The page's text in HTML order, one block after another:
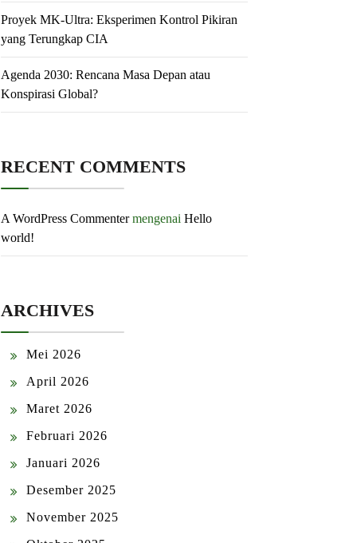
Proyek MK-Ultra: Eksperimen Kontrol Pikiran
yang Terungkap CIA
Agenda 2030: Rencana Masa Depan atau
Konspirasi Global?
RECENT COMMENTS
A WordPress Commentermengenai Hello
world!
ARCHIVES
Mei 2026
April 2026
Maret 2026
Februari 2026
Januari 2026
Desember 2025
November 2025